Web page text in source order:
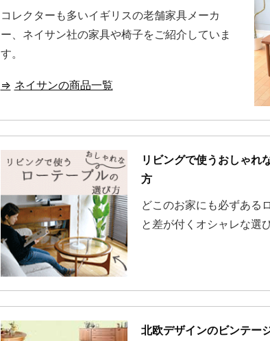
コレクターも多いイギリスの老舗家具メーカ
ー、ネイサン社の家具や椅子をご紹介していま
す。
ネイサンの商品一覧
リビングで使うおしゃれ
方
どこのお家にも必ずある
と差が付くオシャレな選
北欧デザインのビンテー